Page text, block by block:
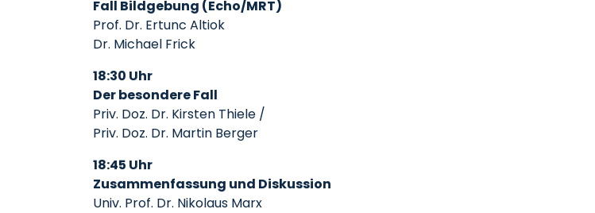
Fall Bildgebung (Echo/MRT)
Prof. Dr. Ertunc Altiok
Dr. Michael Frick
18:30 Uhr
Der besondere Fall
Priv. Doz. Dr. Kirsten Thiele /
Priv. Doz. Dr. Martin Berger
18:45 Uhr
Zusammenfassung und Diskussion
Univ. Prof. Dr. Nikolaus Marx